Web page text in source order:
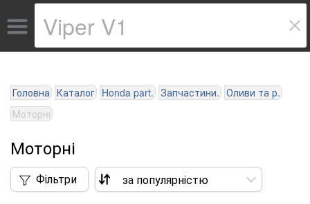
Головна Каталог Honda part. Запчастини. Оливи та р.
Моторні
Моторні
Фільтри